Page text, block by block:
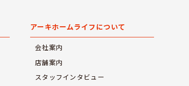
アーキホームライフについて
会社案内
店舗案内
スタッフインタビュー